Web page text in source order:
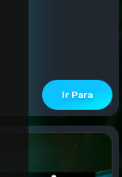
Ir Para